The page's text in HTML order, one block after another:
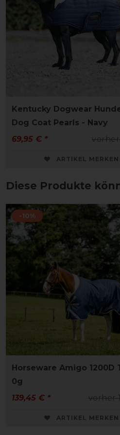
Kentucky Dogwear
Dog Coat Pearls - Navy
69,95 € *
ARTIKEL MERKEN
Diese Produkte
-10%
Horseware Amigo 1200D
0g
vorher
139,45 € *
ARTIKEL MERKEN